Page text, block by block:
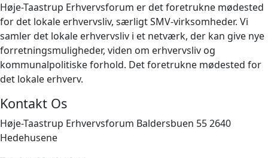
Høje-Taastrup Erhvervsforum er det foretrukne mødested
for det lokale erhvervsliv, særligt SMV-virksomheder. Vi
samler det lokale erhvervsliv i et netværk, der kan give nye
forretningsmuligheder, viden om erhvervsliv og
kommunalpolitiske forhold. Det foretrukne mødested for
det lokale erhverv.
Kontakt Os
Høje-Taastrup Erhvervsforum Baldersbuen 55 2640
Hedehusene